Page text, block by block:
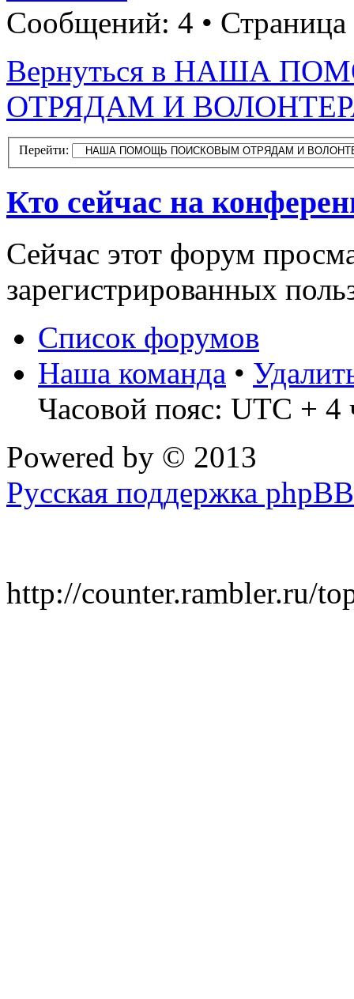
Сообщений: 4 • Страница
Вернуться в НАША
ОТРЯДАМ И
Перейти:
Кто сейчас на
Сейчас этот форум
зарегистрированных
Список форумов
Наша команда •
Часовой пояс: UTC + 4
Powered by © 2013
Русская поддержка phpBB
http://counter.rambler.ru/